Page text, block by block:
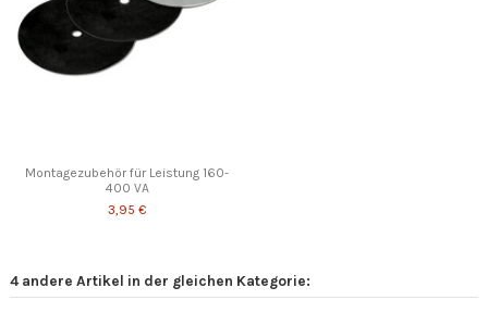
Montagezubehör für Leistung 160-
400 VA
3,95 €
4 andere Artikel in der gleichen Kategorie: